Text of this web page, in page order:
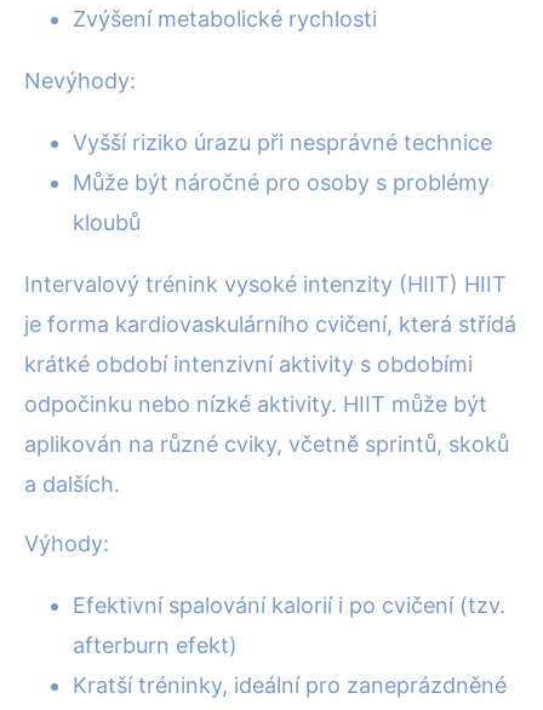
Zvýšení metabolické rychlosti
Nevýhody:
Vyšší riziko úrazu při nesprávné technice
Může být náročné pro osoby s problémy
kloubů
Intervalový trénink vysoké intenzity (HIIT) HIIT
je forma kardiovaskulárního cvičení, která střídá
krátké období intenzivní aktivity s obdobími
odpočinku nebo nízké aktivity. HIIT může být
aplikován na různé cviky, včetně sprintů, skoků
a dalších.
Výhody:
Efektivní spalování kalorií i po cvičení (tzv.
afterburn efekt)
Kratší tréninky, ideální pro zaneprázdněné